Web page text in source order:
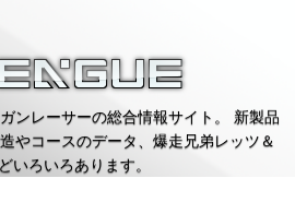
ンレーサーの総合情報サイト。 新製品
やコースのデータ、爆走兄弟レッツ＆
いろいろあります。